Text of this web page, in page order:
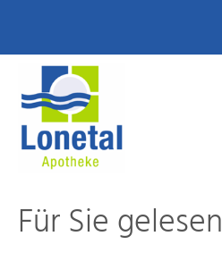
Für Sie gelesen